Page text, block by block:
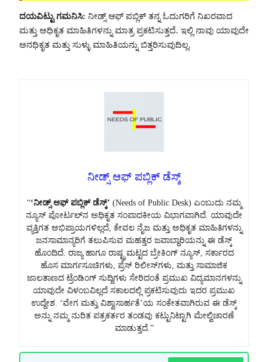
ದಯವಿಟ್ಟು ಗಮನಿಸಿ: ನೀಡ್ಸ್ ಆಫ್ ಪಬ್ಲಿಕ್ ತನ್ನ ಓದುಗರಿಗೆ ನಿಖರವಾದ
ಮತ್ತು ಅಧಿಕೃತ ಮಾಹಿತಿಗಳನ್ನು ಮಾತ್ರ ಪ್ರಕಟಿಸುತ್ತದೆ. ಇಲ್ಲಿ ನಾವು ಯಾವುದೇ
ಅನಧಿಕೃತ ಮತ್ತು ಸುಳ್ಳು ಮಾಹಿತಿಯನ್ನು ಬಿತ್ತರಿಸುವುದಿಲ್ಲ.
ನೀಡ್ಸ್ ಆಫ್ ಪಬ್ಲಿಕ್ ಡೆಸ್ಕ್
“‘ನೀಡ್ಸ್ ಆಫ್ ಪಬ್ಲಿಕ್ ಡೆಸ್ಕ್’ (Needs of Public Desk) ಎಂಬುದು ನಮ್ಮ
ನ್ಯೂಸ್ ಪೋರ್ಟಲ್‌ನ ಅಧಿಕೃತ ಸಂಪಾದಕೀಯ ವಿಭಾಗವಾಗಿದೆ. ಯಾವುದೇ
ವ್ಯಕ್ತಿಗತ ಅಭಿಪ್ರಾಯಗಳಿಲ್ಲದೆ, ಕೇವಲ ನೈಜ ಮತ್ತು ಅಧಿಕೃತ ಮಾಹಿತಿಗಳನ್ನು
ಜನಸಾಮಾನ್ಯರಿಗೆ ತಲುಪಿಸುವ ಮಹತ್ತರ ಜವಾಬ್ದಾರಿಯನ್ನು ಈ ಡೆಸ್ಕ್
ಹೊಂದಿದೆ. ರಾಜ್ಯ ಹಾಗೂ ರಾಷ್ಟ್ರಮಟ್ಟದ ಬ್ರೇಕಿಂಗ್ ನ್ಯೂಸ್, ಸರ್ಕಾರದ
ಹೊಸ ಮಾರ್ಗಸೂಚಿಗಳು, ಪ್ರೆಸ್ ರಿಲೀಸ್‌ಗಳು, ಮತ್ತು ಸಾಮಾಜಿಕ
ಜಾಲತಾಣದ ಟ್ರೆಂಡಿಂಗ್ ಸುದ್ದಿಗಳು ಸೇರಿದಂತೆ ಪ್ರಮುಖ ವಿದ್ಯಮಾನಗಳನ್ನು
ಯಾವುದೇ ವಿಳಂಬವಿಲ್ಲದೆ ಸಕಾಲದಲ್ಲಿ ಪ್ರಕಟಿಸುವುದು ಇದರ ಪ್ರಮುಖ
ಉದ್ದೇಶ. ‘ವೇಗ ಮತ್ತು ವಿಶ್ವಾಸಾರ್ಹತೆ’ಯ ಸಂಕೇತವಾಗಿರುವ ಈ ಡೆಸ್ಕ್
ಅನ್ನು ನಮ್ಮ ನುರಿತ ಪತ್ರಕರ್ತರ ತಂಡವು ಕಟ್ಟುನಿಟ್ಟಾಗಿ ಮೇಲ್ವಿಚಾರಣೆ
ಮಾಡುತ್ತದೆ.”